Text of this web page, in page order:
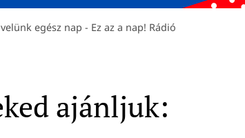
egész nap - Ez az a nap! Rádió
ajánljuk: